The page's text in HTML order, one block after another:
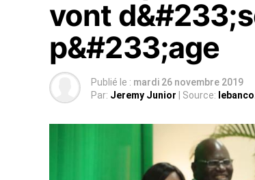
vont
p&#233;age
Publié le : mardi 26 novembre 2019
Par: Jeremy Junior | Source: